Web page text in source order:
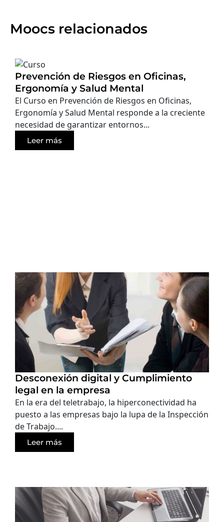
Moocs relacionados
Prevención de Riesgos en Oficinas,
Ergonomía y Salud Mental
El Curso en Prevención de Riesgos en Oficinas,
Ergonomía y Salud Mental responde a la creciente
necesidad de garantizar entornos...
Leer más
Desconexión digital y Cumplimiento
legal en la empresa
En la era del teletrabajo, la hiperconectividad ha
puesto a las empresas bajo la lupa de la Inspección
de Trabajo....
Leer más